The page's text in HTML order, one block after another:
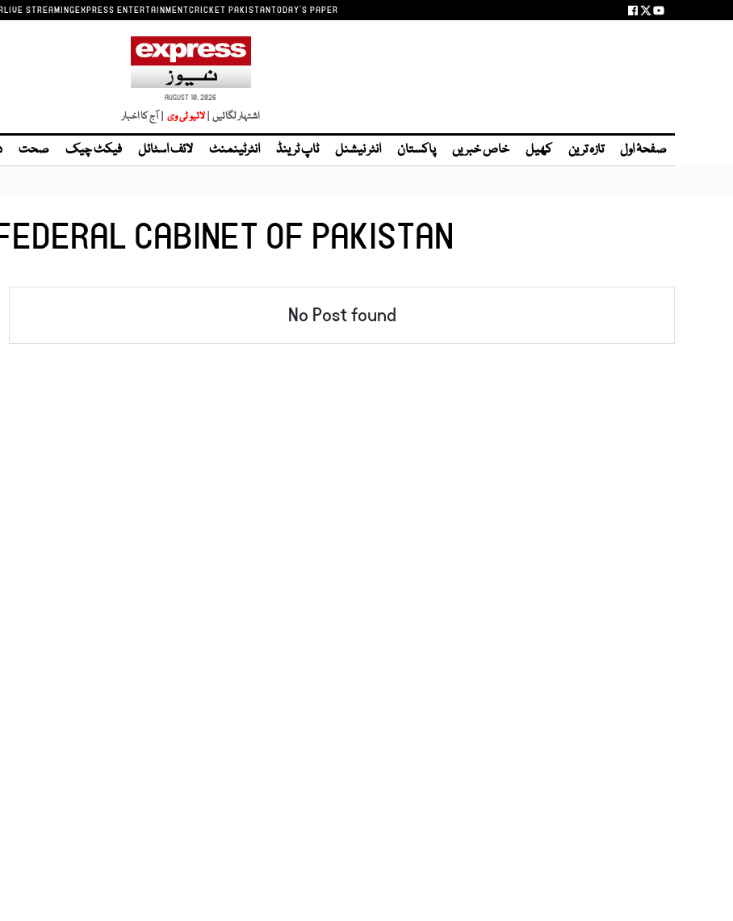
LIVE STREAMINGEXPRESS ENTERTAINMENTCRICKET PAKISTANTODAY'S PAPER
AUGUST 10, 2026
اشتہار لگائیں |لائیو ٹی وی | آج کا اخبار
صفحۂ اول تازہ ترین کھیل خاص خبریں پاکستان انٹر نیشنل ٹاپ ٹرینڈ انٹرٹینمنٹ لائف اسٹائل فیکٹ چیک صحت
CABINET OF PAKISTAN
No Post found